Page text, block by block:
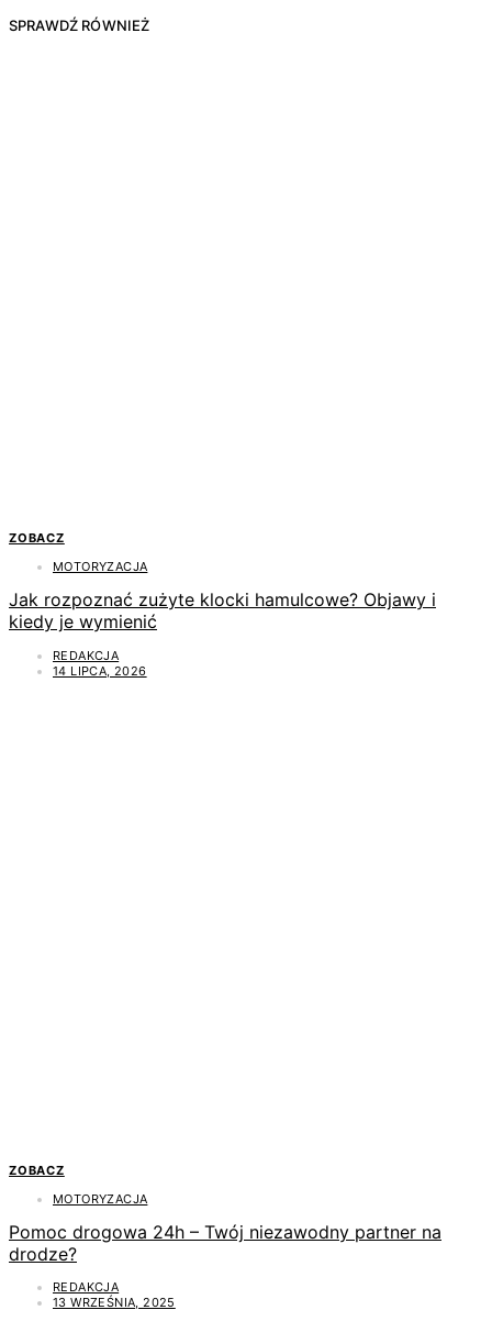
SPRAWDŹ RÓWNIEŻ
ZOBACZ
MOTORYZACJA
Jak rozpoznać zużyte klocki hamulcowe? Objawy i
kiedy je wymienić
REDAKCJA
14 LIPCA, 2026
ZOBACZ
MOTORYZACJA
Pomoc drogowa 24h – Twój niezawodny partner na
drodze?
REDAKCJA
13 WRZEŚNIA, 2025